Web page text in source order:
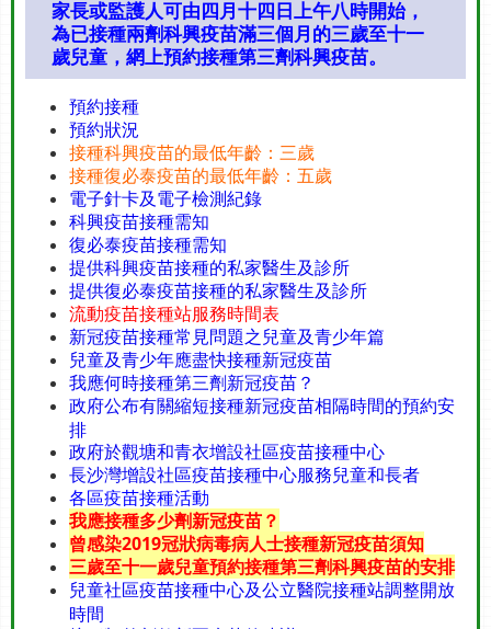
家長或監護人可由四月十四日上午八時開始，
為已接種兩劑科興疫苗滿三個月的三歲至十一
歲兒童，網上預約接種第三劑科興疫苗。
預約接種
預約狀況
接種科興疫苗的最低年齡：三歲
接種復必泰疫苗的最低年齡：五歲
電子針卡及電子檢測紀錄
科興疫苗接種需知
復必泰疫苗接種需知
提供科興疫苗接種的私家醫生及診所
提供復必泰疫苗接種的私家醫生及診所
流動疫苗接種站服務時間表
新冠疫苗接種常見問題之兒童及青少年篇
兒童及青少年應盡快接種新冠疫苗
我應何時接種第三劑新冠疫苗？
​政府公布有關縮短接種新冠疫苗相隔時間的預約安
排
政府於觀塘和青衣增設社區疫苗接種中心
長沙灣增設社區疫苗接種中心服務兒童和長者
各區疫苗接種活動
我應接種多少劑新冠疫苗？
曾感染2019冠狀病毒病人士接種新冠疫苗須知
三歲至十一歲兒童預約接種第三劑科興疫苗的安排
兒童社區疫苗接種中心及公立醫院接種站調整開放
時間